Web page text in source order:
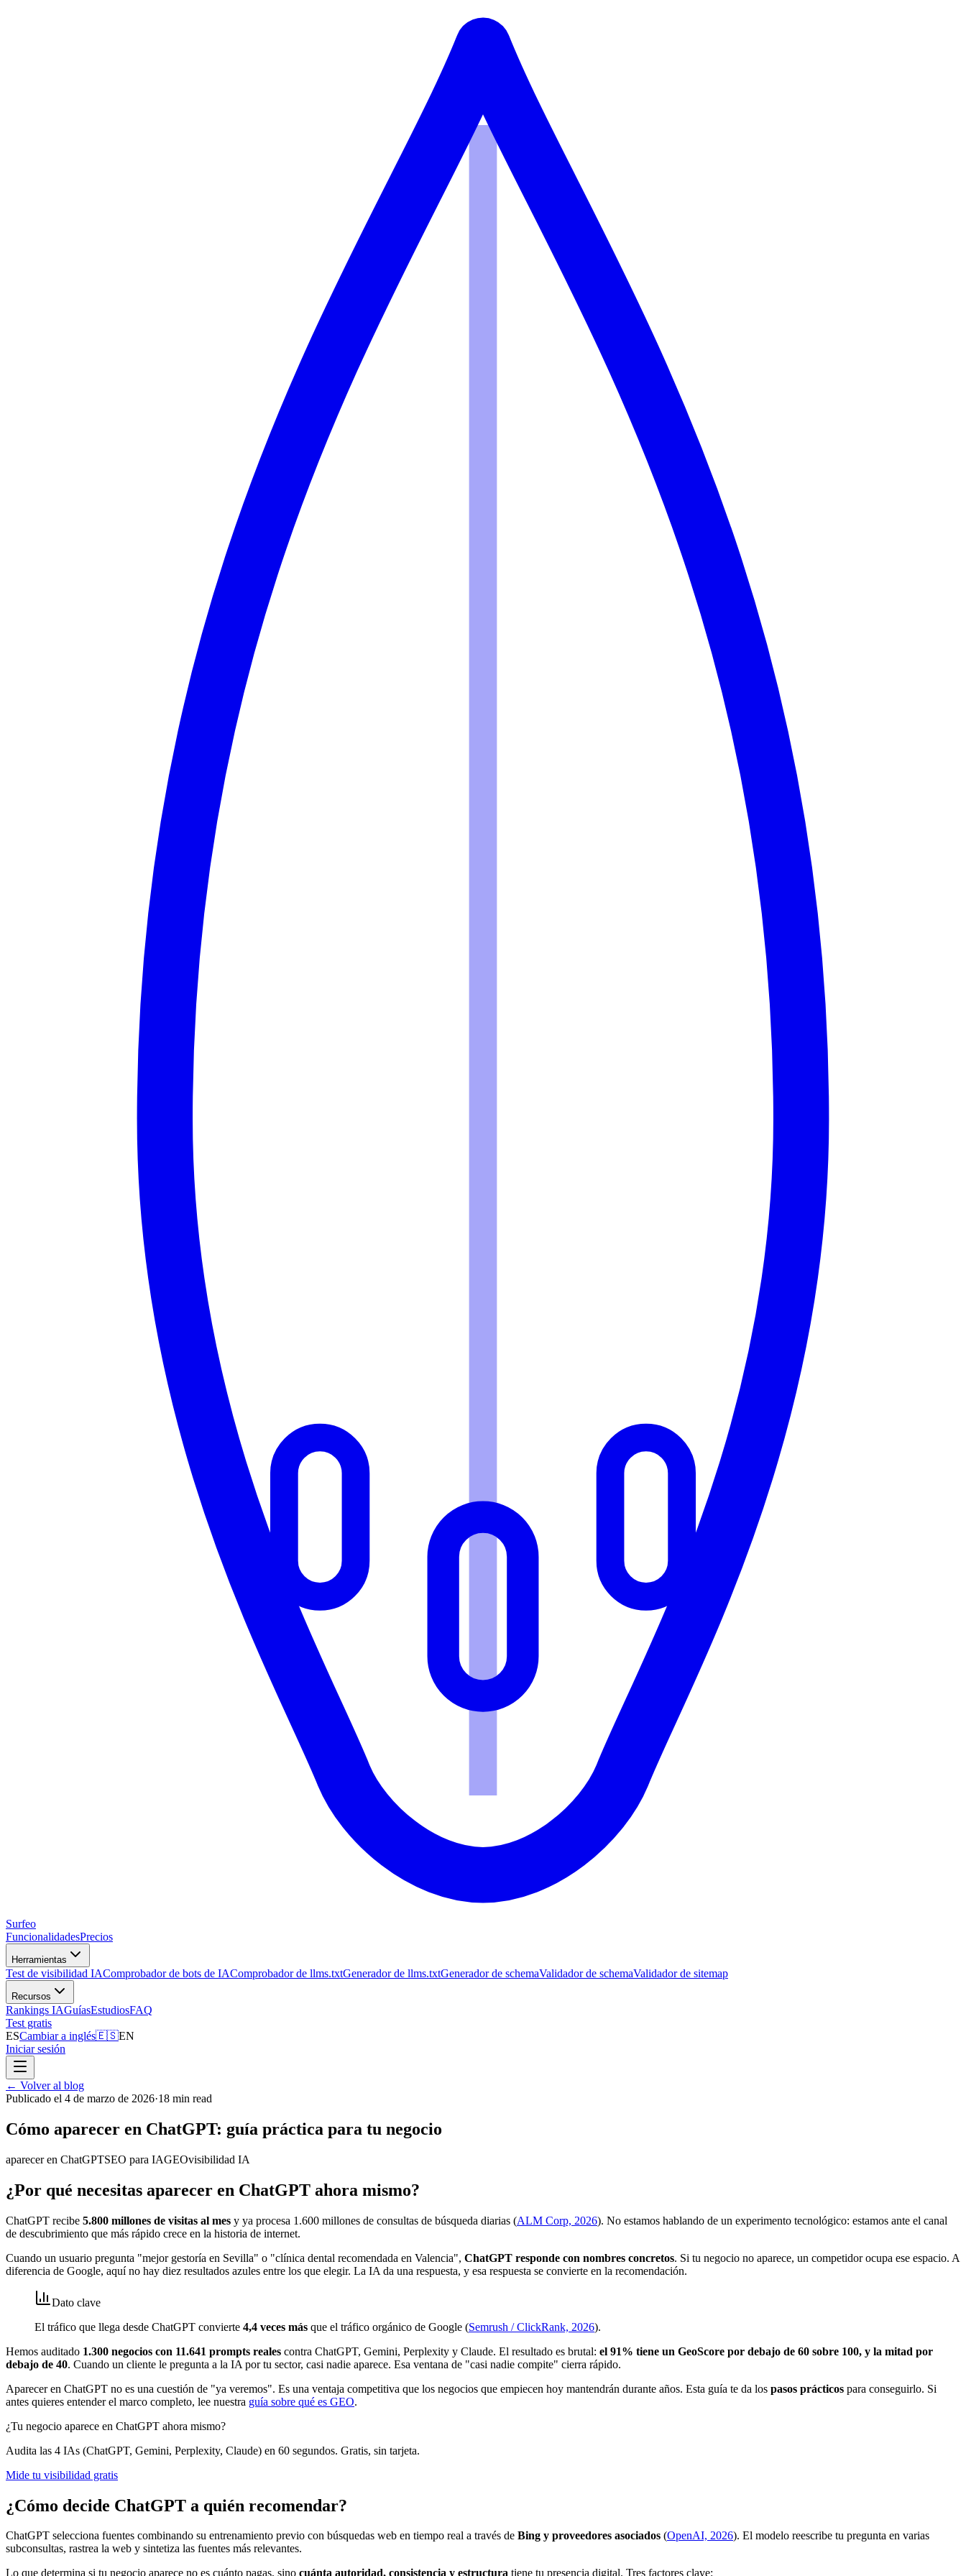
Surfeo
FuncionalidadesPrecios
Herramientas
Test de visibilidad IAComprobador de bots de IAComprobador de llms.txtGenerador de llms.txtGenerador de schemaValidador de schemaValidador de sitemap
Recursos
Rankings IAGuíasEstudiosFAQ
Test gratis
ESCambiar a inglés🇪🇸EN
Iniciar sesión
← Volver al blog
Publicado el 4 de marzo de 2026·18 min read
Cómo aparecer en ChatGPT: guía práctica para tu negocio
aparecer en ChatGPTSEO para IAGEOvisibilidad IA
¿Por qué necesitas aparecer en ChatGPT ahora mismo?
ChatGPT recibe 5.800 millones de visitas al mes y ya procesa 1.600 millones de consultas de búsqueda diarias (ALM Corp, 2026). No estamos hablando de un experimento tecnológico: estamos ante el canal
de descubrimiento que más rápido crece en la historia de internet.
Cuando un usuario pregunta "mejor gestoría en Sevilla" o "clínica dental recomendada en Valencia", ChatGPT responde con nombres concretos. Si tu negocio no aparece, un competidor ocupa ese espacio. A
diferencia de Google, aquí no hay diez resultados azules entre los que elegir. La IA da una respuesta, y esa respuesta se convierte en la recomendación.
Dato clave
El tráfico que llega desde ChatGPT convierte 4,4 veces más que el tráfico orgánico de Google (Semrush / ClickRank, 2026).
Hemos auditado 1.300 negocios con 11.641 prompts reales contra ChatGPT, Gemini, Perplexity y Claude. El resultado es brutal: el 91% tiene un GeoScore por debajo de 60 sobre 100, y la mitad por
debajo de 40. Cuando un cliente le pregunta a la IA por tu sector, casi nadie aparece. Esa ventana de "casi nadie compite" cierra rápido.
Aparecer en ChatGPT no es una cuestión de "ya veremos". Es una ventaja competitiva que los negocios que empiecen hoy mantendrán durante años. Esta guía te da los pasos prácticos para conseguirlo. Si
antes quieres entender el marco completo, lee nuestra guía sobre qué es GEO.
¿Tu negocio aparece en ChatGPT ahora mismo?
Audita las 4 IAs (ChatGPT, Gemini, Perplexity, Claude) en 60 segundos. Gratis, sin tarjeta.
Mide tu visibilidad gratis
¿Cómo decide ChatGPT a quién recomendar?
ChatGPT selecciona fuentes combinando su entrenamiento previo con búsquedas web en tiempo real a través de Bing y proveedores asociados (OpenAI, 2026). El modelo reescribe tu pregunta en varias
subconsultas, rastrea la web y sintetiza las fuentes más relevantes.
Lo que determina si tu negocio aparece no es cuánto pagas, sino cuánta autoridad, consistencia y estructura tiene tu presencia digital. Tres factores clave: